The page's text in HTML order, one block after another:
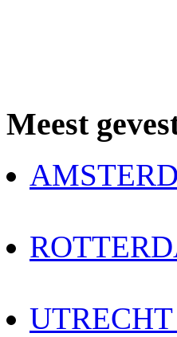
Meest